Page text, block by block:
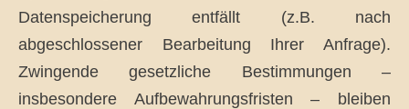
Datenspeicherung entfällt (z.B. nach
abgeschlossener Bearbeitung Ihrer Anfrage).
Zwingende gesetzliche Bestimmungen –
insbesondere Aufbewahrungsfristen – bleiben